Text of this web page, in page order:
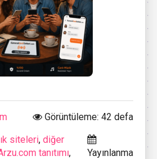
Görüntüleme: 42 defa
siteleri, diğer
tanıtımı,
Yayınlanma